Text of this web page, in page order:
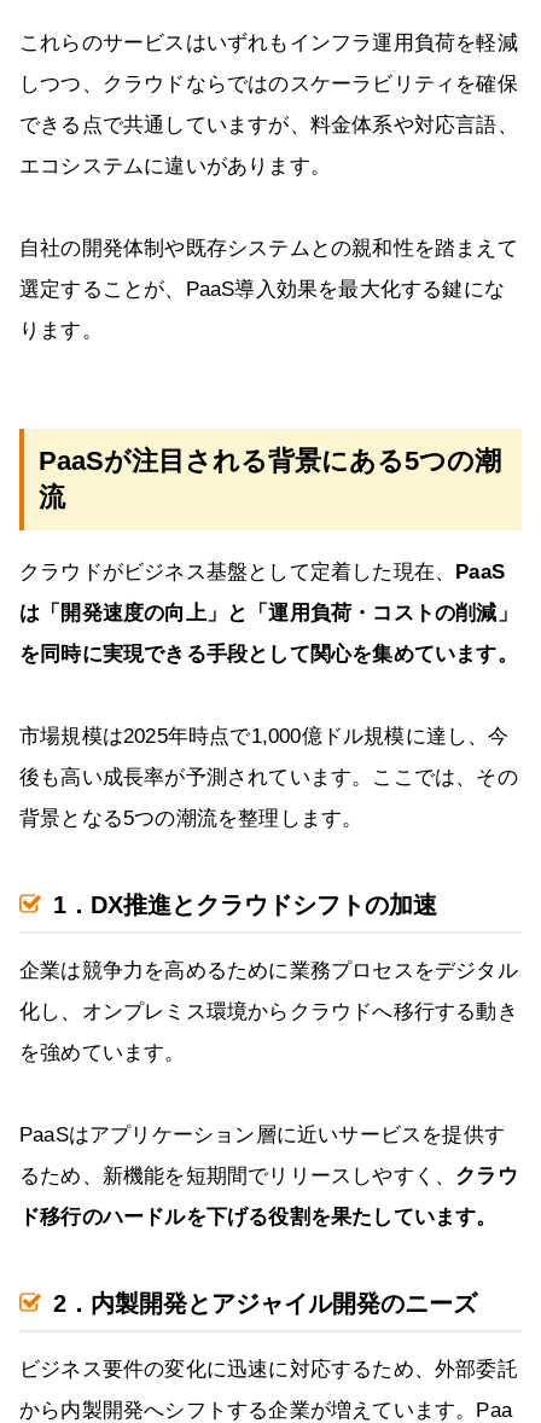
これらのサービスはいずれもインフラ運用負荷を軽減
しつつ、クラウドならではのスケーラビリティを確保
できる点で共通していますが、料金体系や対応言語、
エコシステムに違いがあります。
自社の開発体制や既存システムとの親和性を踏まえて
選定することが、PaaS導入効果を最大化する鍵にな
ります。
PaaSが注目される背景にある5つの潮
流
クラウドがビジネス基盤として定着した現在、
PaaS
は「開発速度の向上」と「運用負荷・コストの削減」
を同時に実現できる手段として関心を集めています。
市場規模は2025年時点で1,000億ドル規模に達し、今
後も高い成長率が予測されています。ここでは、その
背景となる5つの潮流を整理します。
1．DX推進とクラウドシフトの加速
企業は競争力を高めるために業務プロセスをデジタル
化し、オンプレミス環境からクラウドへ移行する動き
を強めています。
PaaSはアプリケーション層に近いサービスを提供す
るため、新機能を短期間でリリースしやすく、 クラウ
ド移行のハードルを下げる役割を果たしています。
2．内製開発とアジャイル開発のニーズ
ビジネス要件の変化に迅速に対応するため、外部委託
から内製開発へシフトする企業が増えています。Paa